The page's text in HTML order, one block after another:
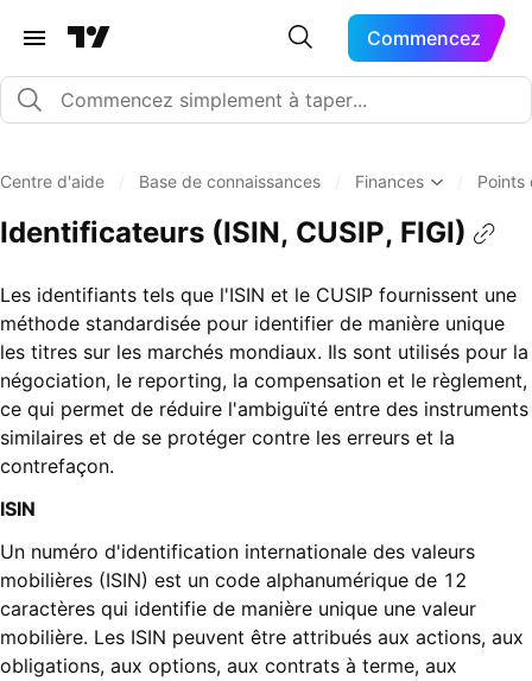
Commencez
Centre d'aide Base de connaissances Finances Points
Identificateurs (ISIN, CUSIP, FIGI)
Les identifiants tels que l'ISIN et le CUSIP fournissent une
méthode standardisée pour identifier de manière unique
les titres sur les marchés mondiaux. Ils sont utilisés pour la
négociation, le reporting, la compensation et le règlement,
ce qui permet de réduire l'ambiguïté entre des instruments
similaires et de se protéger contre les erreurs et la
contrefaçon.
ISIN
Un numéro d'identification internationale des valeurs
mobilières (ISIN) est un code alphanumérique de 12
caractères qui identifie de manière unique une valeur
mobilière. Les ISIN peuvent être attribués aux actions, aux
obligations, aux options, aux contrats à terme, aux